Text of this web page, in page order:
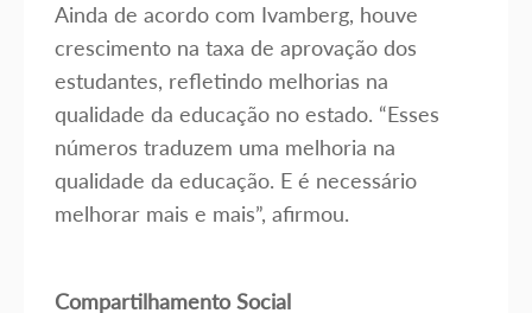
Ainda de acordo com Ivamberg, houve
crescimento na taxa de aprovação dos
estudantes, refletindo melhorias na
qualidade da educação no estado. “Esses
números traduzem uma melhoria na
qualidade da educação. E é necessário
melhorar mais e mais”, afirmou.
Compartilhamento Social